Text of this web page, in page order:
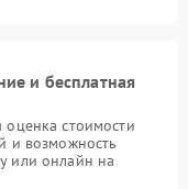
и бесплатная
оценка стоимости
и возможность
или онлайн на